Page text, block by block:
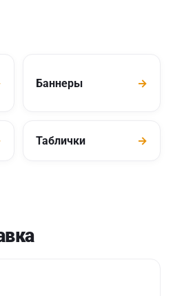
Баннеры →
Таблички →